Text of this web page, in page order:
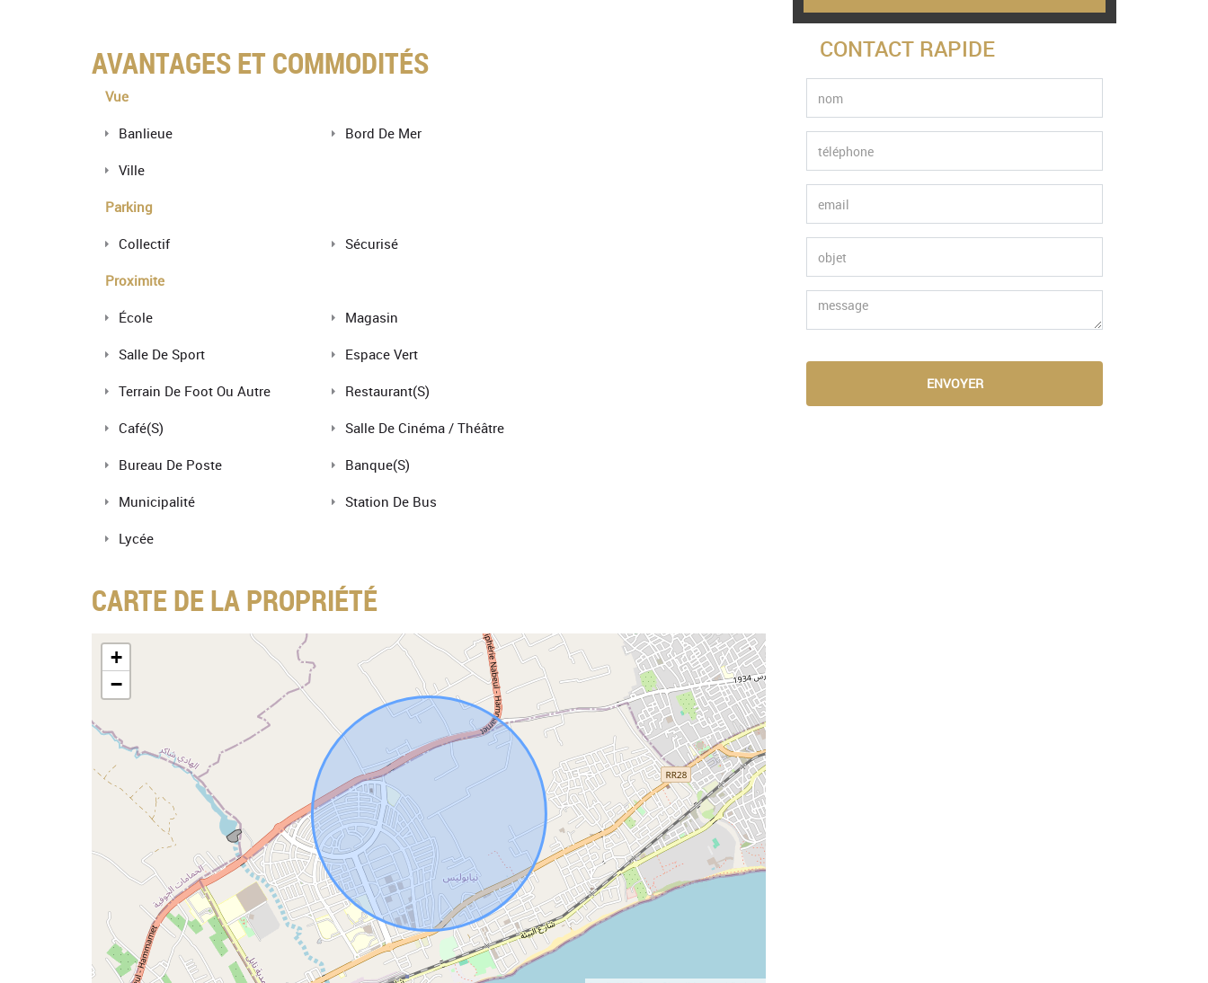
AVANTAGES ET COMMODITÉS
Vue
Banlieue Bord De Mer
Ville
Parking
Collectif Sécurisé
Proximite
École Magasin
Salle De Sport Espace Vert
Terrain De Foot Ou Autre Restaurant(s)
Café(s) Salle De Cinéma / Théâtre
Bureau De Poste Banque(s)
Municipalité Station De Bus
Lycée
CARTE DE LA PROPRIÉTÉ
+
−
CONTACT RAPIDE
ENVOYER